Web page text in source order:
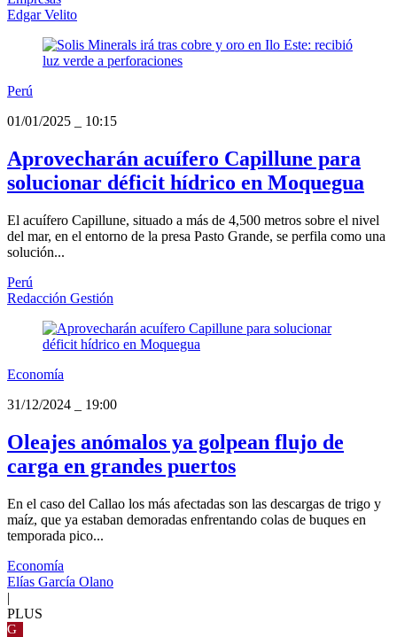
Edgar Velito
Perú
01/01/2025
10:15
Aprovecharán acuífero Capillune para
solucionar déficit hídrico en Moquegua
El acuífero Capillune, situado a más de 4,500 metros sobre el nivel
del mar, en el entorno de la presa Pasto Grande, se perfila como una
solución...
Perú
Redacción Gestión
Economía
31/12/2024
19:00
Oleajes anómalos ya golpean flujo de
carga en grandes puertos
En el caso del Callao los más afectadas son las descargas de trigo y
maíz, que ya estaban demoradas enfrentando colas de buques en
temporada pico...
Economía
Elías García Olano
|
PLUS
G